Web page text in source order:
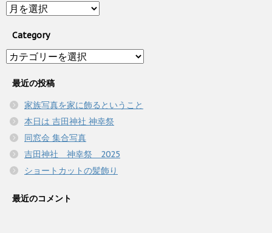
Archive
Category
Category
最近の投稿
家族写真を家に飾るということ
本日は 吉田神社 神幸祭
同窓会 集合写真
吉田神社 神幸祭 2025
ショートカットの髪飾り
最近のコメント